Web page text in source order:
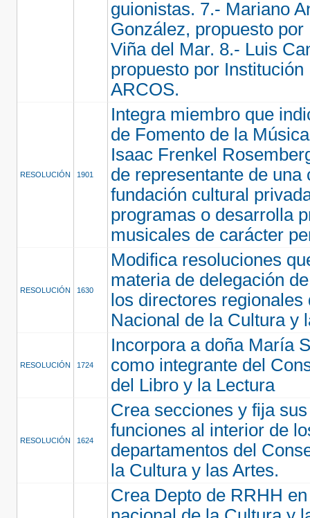
guionistas. 7.- Mariano
González, propuesto
Viña del Mar. 8.- Luis
propuesto por Institución
ARCOS.
RESOLUCIÓN 1901
Integra miembro que
de Fomento de la
Isaac Frenkel
de representante de una
fundación cultural
programas o desarrolla
musicales de carácter
RESOLUCIÓN 1630
Modifica resoluciones
materia de delegación
los directores
Nacional de la Cultura y
RESOLUCIÓN 1724
Incorpora a doña María
como integrante del
del Libro y la Lectura
RESOLUCIÓN 1624
Crea secciones y fija
funciones al interior de
departamentos del
la Cultura y las Artes.
Crea Depto de RRHH